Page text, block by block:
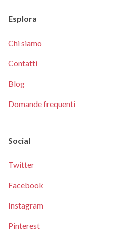
Esplora
Chi siamo
Contatti
Blog
Domande frequenti
Social
Twitter
Facebook
Instagram
Pinterest